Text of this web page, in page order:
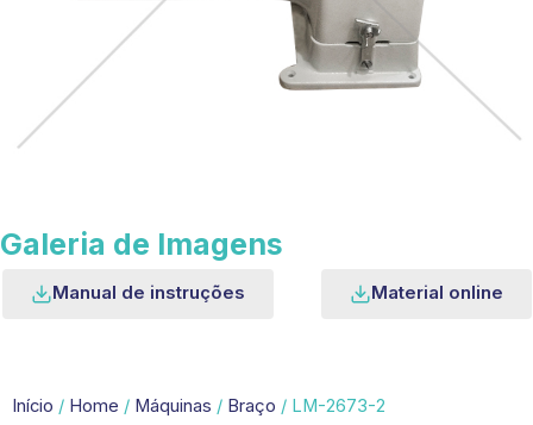
Galeria de Imagens
Manual de instruções Material online
Início / Home / Máquinas / Braço / LM-2673-2